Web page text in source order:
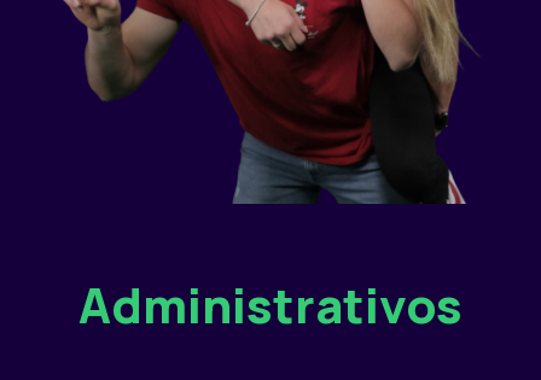
Administrativos